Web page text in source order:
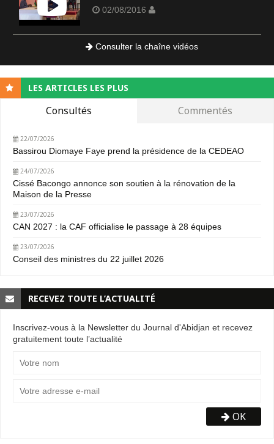
02/08/2016
Consulter la chaîne vidéos
LES ARTICLES LES PLUS
Consultés Commentés
22/07/2026
Bassirou Diomaye Faye prend la présidence de la CEDEAO
24/07/2026
Cissé Bacongo annonce son soutien à la rénovation de la
Maison de la Presse
23/07/2026
CAN 2027 : la CAF officialise le passage à 28 équipes
23/07/2026
Conseil des ministres du 22 juillet 2026
RECEVEZ TOUTE L’ACTUALITÉ
Inscrivez-vous à la Newsletter du Journal d'Abidjan et recevez
gratuitement toute l’actualité
OK